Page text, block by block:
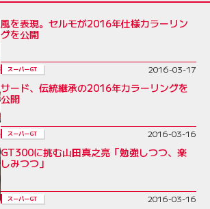
風を表現。セルモが2016年仕様カラーリン
グを公開
スーパーGT 2016-03-17
サード、伝統継承の2016年カラーリングを
公開
スーパーGT 2016-03-16
GT300に挑む山田真之亮「勉強しつつ、楽
しみつつ」
スーパーGT 2016-03-16